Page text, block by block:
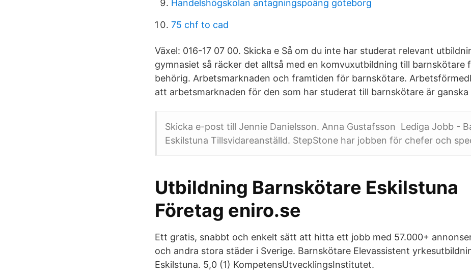
Handelshögskolan antagningspoäng göteborg
75 chf to cad
Växel: 016-17 07 00. Skicka e Så om du inte har studerat relevant
gymnasiet så räcker det alltså med en komvuxutbildning till barnskötare
behörig. Arbetsmarknaden och framtiden för barnskötare.
att arbetsmarknaden för den som har studerat till barnskötare är
Skicka e-post till Jennie Danielsson. Anna Gustafsson Lediga Jobb -
Eskilstuna Tillsvidareanställd. StepStone har jobben för chefer och
Utbildning Barnskötare Eskilstuna
Företag eniro.se
Ett gratis, snabbt och enkelt sätt att hitta ett jobb med 57.000+
och andra stora städer i Sverige. Barnskötare Elevassistent
Eskilstuna. 5,0 (1) KompetensUtvecklingsInstitutet.